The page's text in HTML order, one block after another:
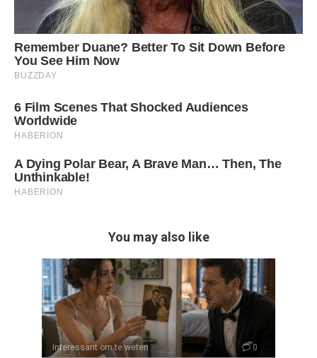
You may also like
Interessant om te weten 0